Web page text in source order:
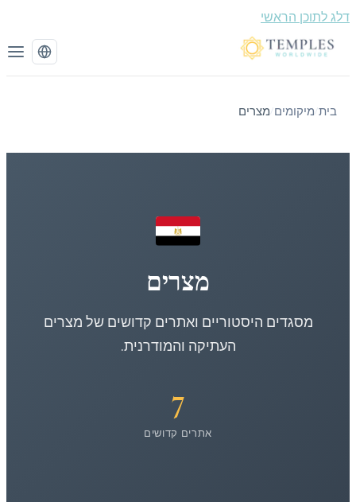
לתוכן הראשי
/מיקומים/מצרים
מצרים
מסגדים היסטוריים ואתרים קדושים של מצרים
העתיקה והמודרנית.
אתרים קדושים